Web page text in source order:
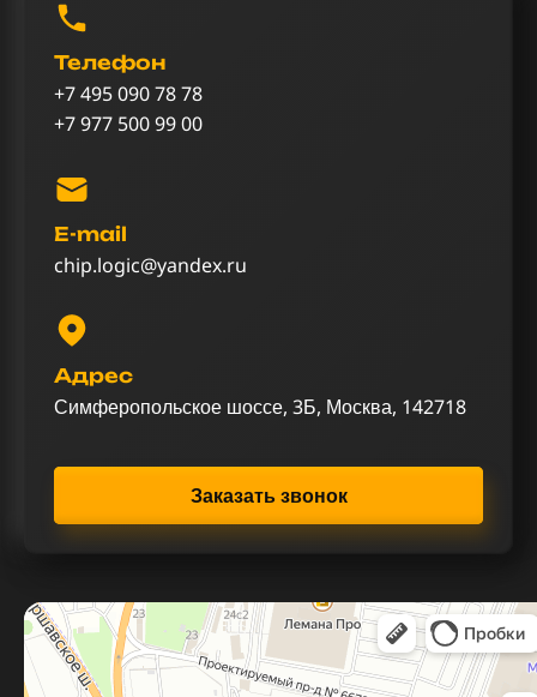
Телефон
+7 495 090 78 78
+7 977 500 99 00
E-mail
chip.logic@yandex.ru
Адрес
Симферопольское шоссе, 3Б, Москва, 142718
Заказать звонок